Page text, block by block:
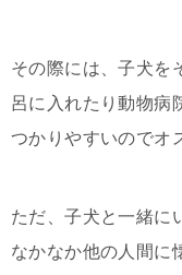
その際には、子犬を
呂に入れたり動物病
つかりやすいのでオ
ただ、子犬と一緒に
なかなか他の人間に